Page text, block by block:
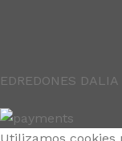
EDREDONES
Utilizamos cookies